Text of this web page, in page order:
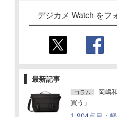
デジカメ Watch をフ
最新記事
コラム
岡嶋
買う」